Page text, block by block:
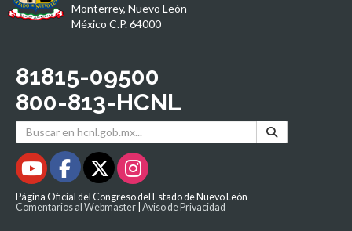
Monterrey, Nuevo León
México C.P. 64000
81815-09500
800-813-HCNL
Página Oficial del Congreso del Estado de Nuevo León
Comentarios al Webmaster Aviso de Privacidad